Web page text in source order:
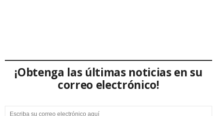
¡Obtenga las últimas noticias en su
correo electrónico!